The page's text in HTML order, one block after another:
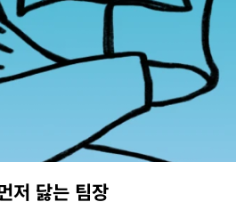
저 닳는 팀장